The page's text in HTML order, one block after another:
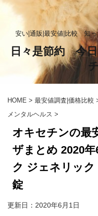
安い|通販|最安値|比較 知っ
日々是節約 今
HOME > 最安値調査|価格比較
メンタルヘルス >
オキセチンの最
ザまとめ 2020
ク ジェネリッ
錠
更新日： 2020年6月1日